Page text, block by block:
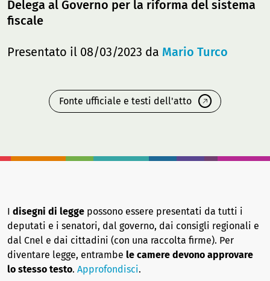
Delega al Governo per la riforma del sistema
fiscale
Presentato il 08/03/2023 da Mario Turco
Fonte ufficiale e testi dell'atto
I disegni di legge possono essere presentati da tutti i
deputati e i senatori, dal governo, dai consigli regionali e
dal Cnel e dai cittadini (con una raccolta firme). Per
diventare legge, entrambe le camere devono approvare
lo stesso testo. Approfondisci.